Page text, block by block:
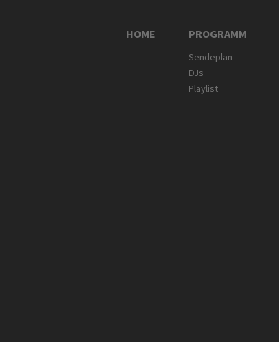
HOME PROGRAMM
Sendeplan
DJs
Playlist